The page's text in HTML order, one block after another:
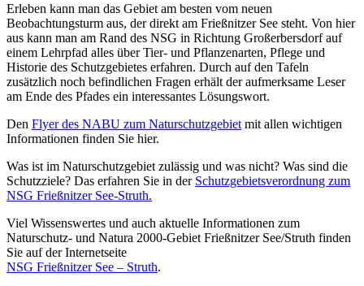
Erleben kann man das Gebiet am besten vom neuen
Beobachtungsturm aus, der direkt am Frießnitzer See steht. Von hier
aus kann man am Rand des NSG in Richtung Großerbersdorf auf
einem Lehrpfad alles über Tier- und Pflanzenarten, Pflege und
Historie des Schutzgebietes erfahren. Durch auf den Tafeln
zusätzlich noch befindlichen Fragen erhält der aufmerksame Leser
am Ende des Pfades ein interessantes Lösungswort.
Den Flyer des NABU zum Naturschutzgebiet mit allen wichtigen
Informationen finden Sie hier.
Was ist im Naturschutzgebiet zulässig und was nicht? Was sind die
Schutzziele? Das erfahren Sie in der Schutzgebietsverordnung zum
NSG Frießnitzer See-Struth.
Viel Wissenswertes und auch aktuelle Informationen zum
Naturschutz- und Natura 2000-Gebiet Frießnitzer See/Struth finden
Sie auf der Internetseite
NSG Frießnitzer See – Struth.